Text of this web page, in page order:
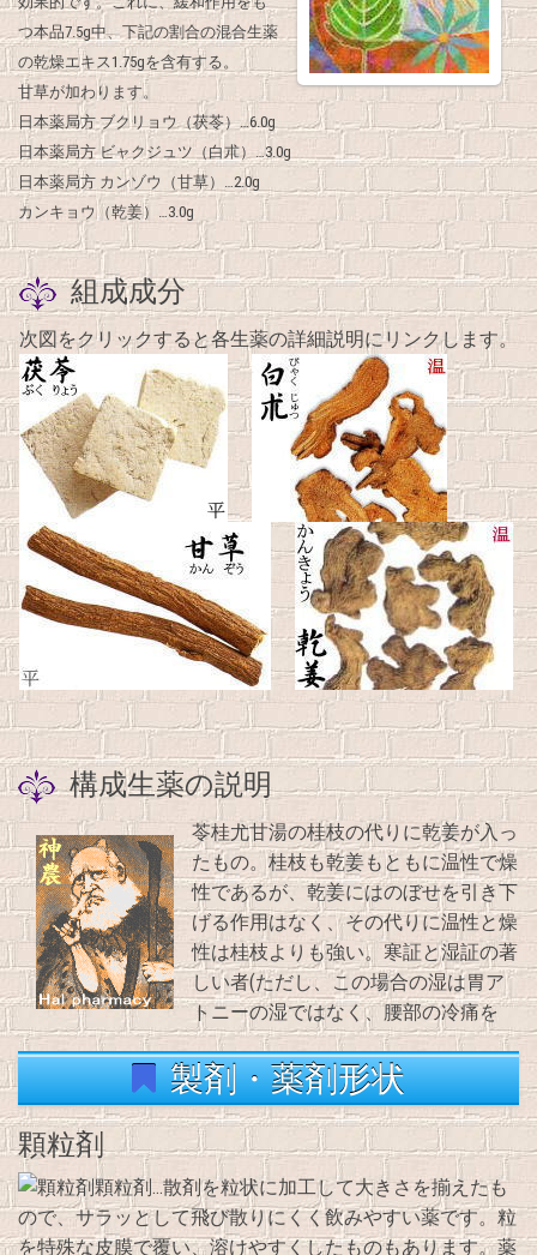
つ本品7.5g中、下記の割合の混合生薬
の乾燥エキス1.75gを含有する。
甘草が加わります。
日本薬局方 ブクリョウ（茯苓）…6.0g
日本薬局方 ビャクジュツ（白朮）…3.0g
日本薬局方 カンゾウ（甘草）…2.0g
カンキョウ（乾姜）…3.0g
組成成分
次図をクリックすると各生薬の詳細説明にリンクします。
構成生薬の説明
苓桂尤甘湯の桂枝の代りに乾姜が入っ
たもの。桂枝も乾姜もともに温性で燥
性であるが、乾姜にはのぼせを引き下
げる作用はなく、その代りに温性と燥
性は桂枝よりも強い。寒証と湿証の著
しい者(ただし、この場合の湿は胃ア
トニーの湿ではなく、腰部の冷痛を
製剤・薬剤形状
顆粒剤
顆粒剤…散剤を粒状に加工して大きさを揃えたも
ので、サラッとして飛び散りにくく飲みやすい薬です。粒
を特殊な皮膜で覆い、溶けやすくしたものもあります。薬